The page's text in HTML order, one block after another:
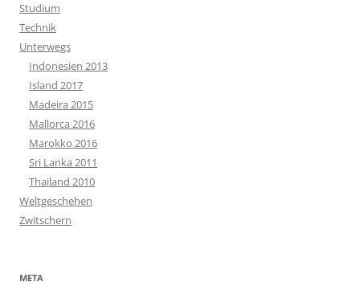
Studium
Technik
Unterwegs
Indonesien 2013
Island 2017
Madeira 2015
Mallorca 2016
Marokko 2016
Sri Lanka 2011
Thailand 2010
Weltgeschehen
Zwitschern
META